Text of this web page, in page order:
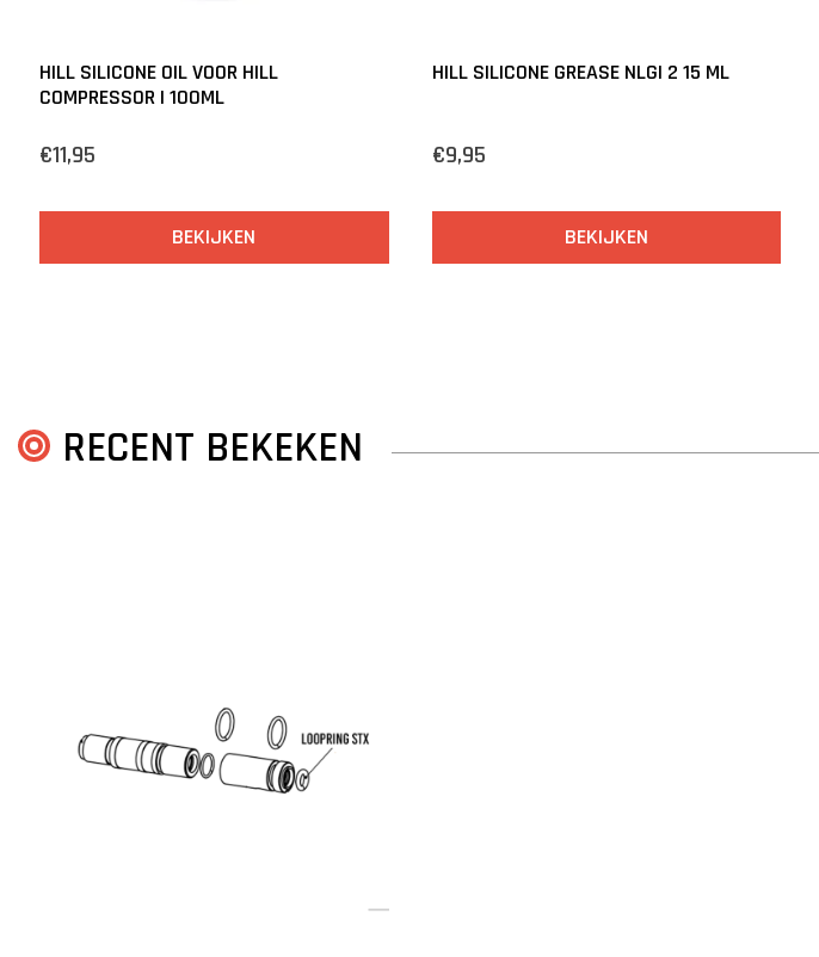
HILL SILICONE OIL VOOR HILL
COMPRESSOR | 100ML
€11,95
BEKIJKEN
HILL SILICONE GREASE NLGI 2 15 ML
€9,95
BEKIJKEN
RECENT BEKEKEN